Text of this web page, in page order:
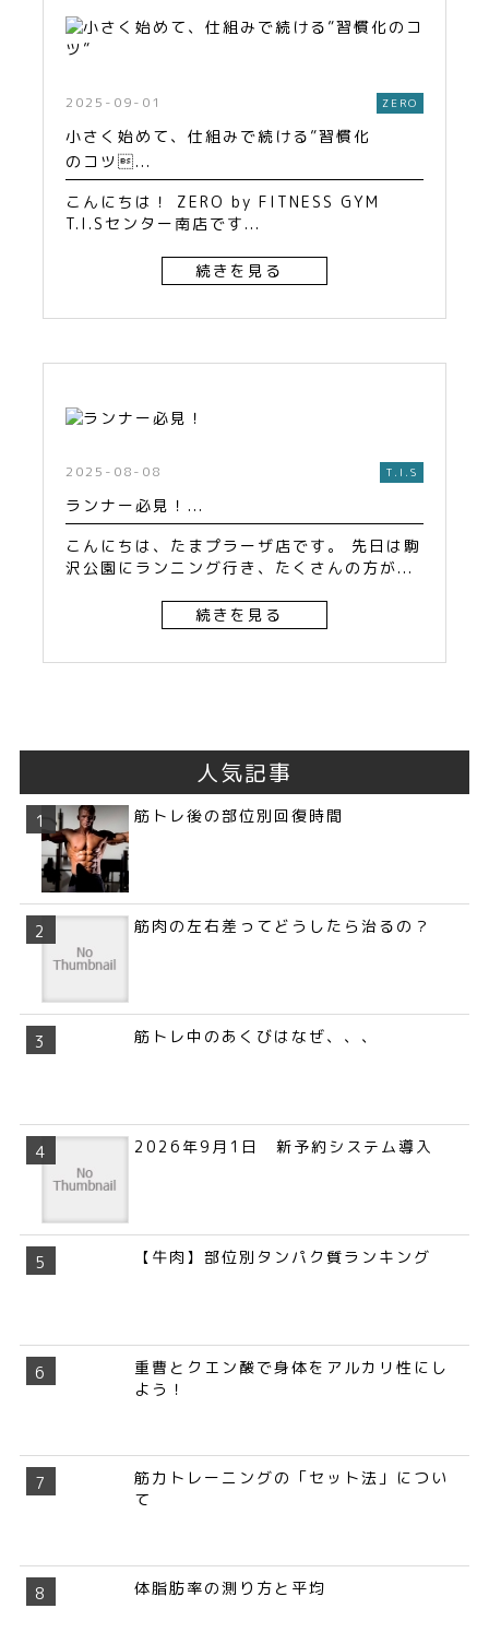
2025-09-01 ZERO
小さく始めて、仕組みで続ける”習慣化
のコツ...
こんにちは！ ZERO by FITNESS GYM
T.I.Sセンター南店です...
続きを見る
2025-08-08 T.I.S
ランナー必見！...
こんにちは、たまプラーザ店です。 先日は駒
沢公園にランニング行き、たくさんの方が...
続きを見る
人気記事
筋トレ後の部位別回復時間
筋肉の左右差ってどうしたら治るの？
筋トレ中のあくびはなぜ、、、
2026年9月1日 新予約システム導入
【牛肉】部位別タンパク質ランキング
重曹とクエン酸で身体をアルカリ性にし
よう！
筋力トレーニングの「セット法」につい
て
体脂肪率の測り方と平均